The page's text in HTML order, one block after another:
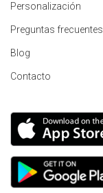
Personalización
Preguntas frecuentes
Blog
Contacto